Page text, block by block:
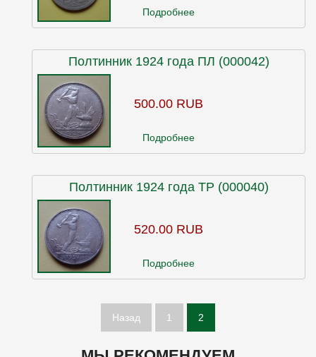
Подробнее
Полтинник 1924 года ПЛ (000042)
500.00 RUB
Подробнее
Полтинник 1924 года ТР (000040)
520.00 RUB
Подробнее
Назад 1 2